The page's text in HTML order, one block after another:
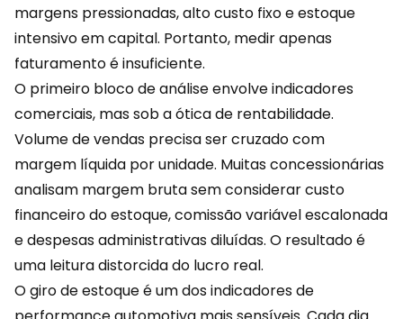
margens pressionadas, alto custo fixo e estoque
intensivo em capital. Portanto, medir apenas
faturamento é insuficiente.
O primeiro bloco de análise envolve indicadores
comerciais, mas sob a ótica de rentabilidade.
Volume de vendas precisa ser cruzado com
margem líquida por unidade. Muitas concessionárias
analisam margem bruta sem considerar custo
financeiro do estoque, comissão variável escalonada
e despesas administrativas diluídas. O resultado é
uma leitura distorcida do lucro real.
O giro de estoque é um dos indicadores de